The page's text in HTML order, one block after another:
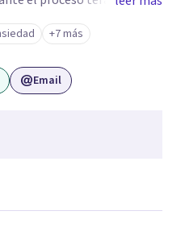
pasadas, tus vínculos
tu bienestar emocional,
significativos y
En terapia trabajaremos
personales, fortalecer
hoy te genera malestar.
y también terapia online,
es
+7 más
Email